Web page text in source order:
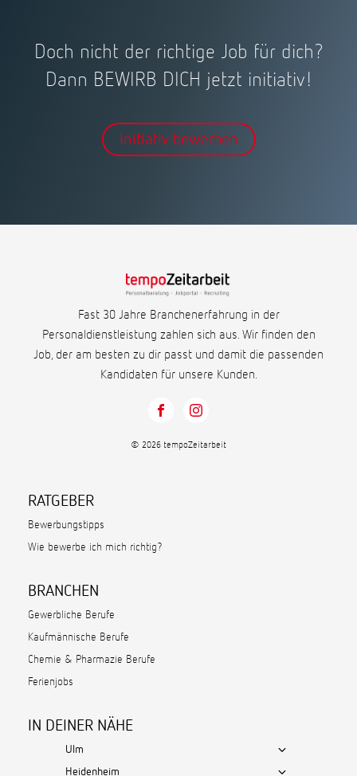
Doch nicht der richtige Job für dich?
Dann BEWIRB DICH jetzt initiativ!
Initiativ bewerben
Fast 30 Jahre Branchenerfahrung in der
Personaldienstleistung zahlen sich aus. Wir finden den
Job, der am besten zu dir passt und damit die passenden
Kandidaten für unsere Kunden.
© 2026 tempoZeitarbeit
RATGEBER
Bewerbungstipps
Wie bewerbe ich mich richtig?
BRANCHEN
Gewerbliche Berufe
Kaufmännische Berufe
Chemie & Pharmazie Berufe
Ferienjobs
IN DEINER NÄHE
Ulm
Heidenheim